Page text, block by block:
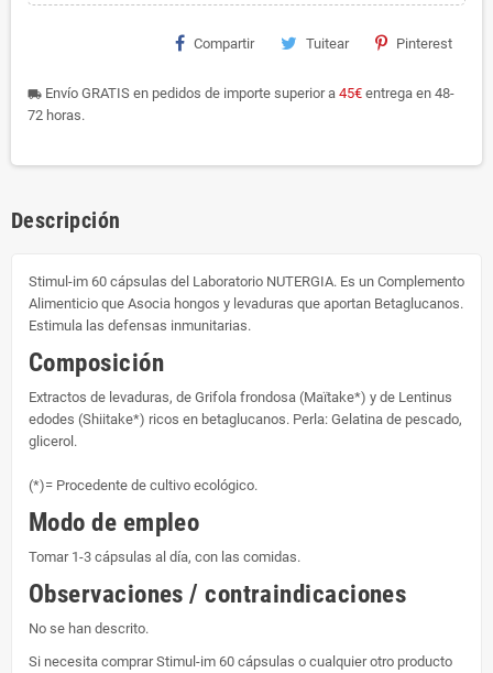
Compartir Tuitear Pinterest
local_shipping Envío GRATIS en pedidos de importe superior a 45€ entrega en 48-
72 horas.
Descripción
Stimul-im 60 cápsulas del Laboratorio NUTERGIA. Es un Complemento
Alimenticio que Asocia hongos y levaduras que aportan Betaglucanos.
Estimula las defensas inmunitarias.
Composición
Extractos de levaduras, de Grifola frondosa (Maïtake*) y de Lentinus
edodes (Shiitake*) ricos en betaglucanos. Perla: Gelatina de pescado,
glicerol.
(*)= Procedente de cultivo ecológico.
Modo de empleo
Tomar 1-3 cápsulas al día, con las comidas.
Observaciones / contraindicaciones
No se han descrito.
Si necesita comprar Stimul-im 60 cápsulas o cualquier otro producto